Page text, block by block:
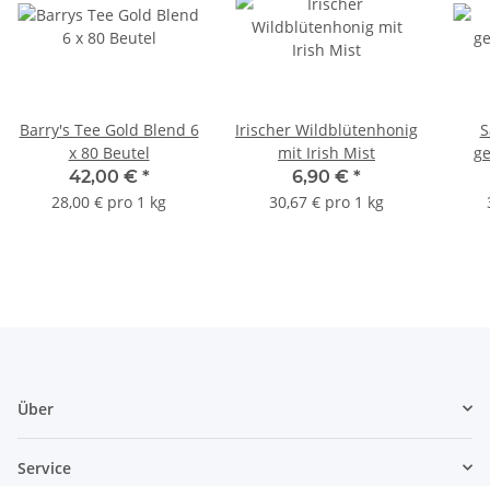
Barry's Tee Gold Blend 6
x 80 Beutel
42,00 € *
28,00 € pro 1 kg
Irischer Wildblütenhonig
mit Irish Mist
6,90 € *
30,67 € pro 1 kg
Über
Service